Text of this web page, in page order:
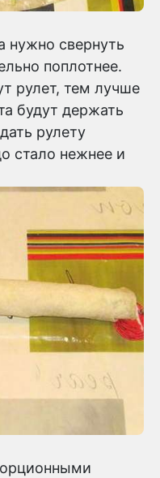
нужно свернуть
поплотнее.
рулет, тем лучше
будут держать
рулету
стало нежнее и